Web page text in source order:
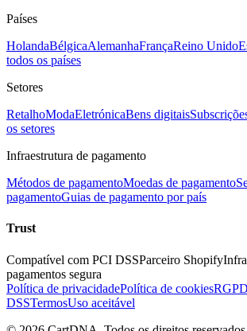
Países
HolandaBélgicaAlemanhaFrançaReino Unido
todos os países
Setores
RetalhoModaEletrónicaBens digitais
os setores
Infraestrutura de pagamento
Métodos de pagamentoMoedas de pagamento
pagamentoGuias de pagamento por país
Trust
Compatível com PCI DSSParceiro Shopify
pagamentos segura
Política de privacidadePolítica de cookiesRGPD
DSSTermosUso aceitável